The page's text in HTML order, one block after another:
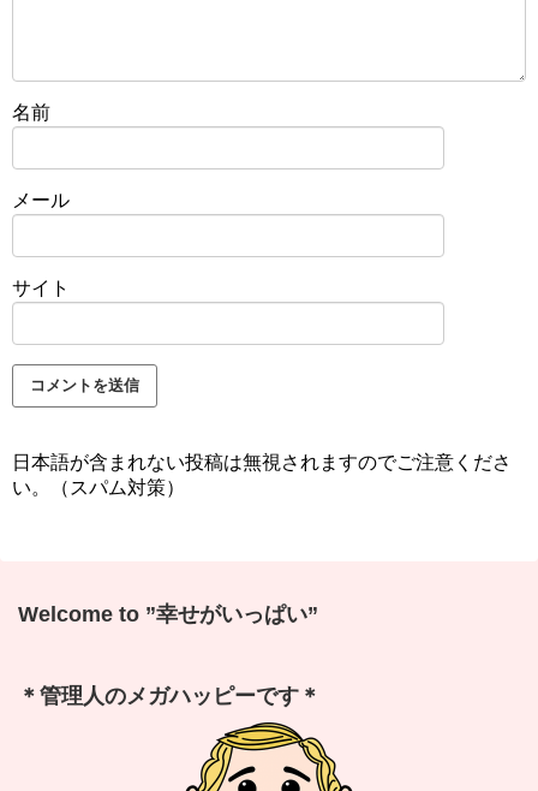
名前
メール
サイト
日本語が含まれない投稿は無視されますのでご注意くださ
い。（スパム対策）
Welcome to ”幸せがいっぱい”
＊管理人のメガハッピーです＊